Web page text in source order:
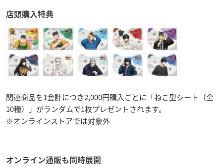
店頭購入特典
関連商品を1会計につき2,000円購入ごとに「ねこ型シート（全
10種）」がランダムで1枚プレゼントされます。
※オンラインストアでは対象外
オンライン通販も同時展開